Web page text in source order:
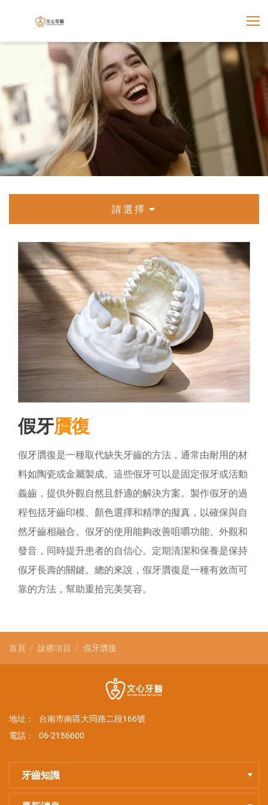
文心牙醫聯合診所
展開
請選擇
假牙贋復
假牙贋復是一種取代缺失牙齒的方法，通常由耐用的材
料如陶瓷或金屬製成。這些假牙可以是固定假牙或活動
義齒，提供外觀自然且舒適的解決方案。製作假牙的過
程包括牙齒印模、顏色選擇和精準的擬真，以確保與自
然牙齒相融合。假牙的使用能夠改善咀嚼功能、外觀和
發音，同時提升患者的自信心。定期清潔和保養是保持
假牙長壽的關鍵。總的來說，假牙贋復是一種有效而可
靠的方法，幫助重拾完美笑容。
首頁 診療項目 假牙贋復
地址：
台南市南區大同路二段166號
電話：
06-2156600
牙齒知識